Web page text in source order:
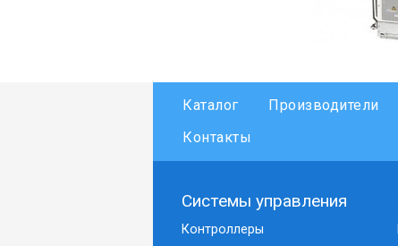
Каталог Производители
Контакты
Системы управления
Контроллеры